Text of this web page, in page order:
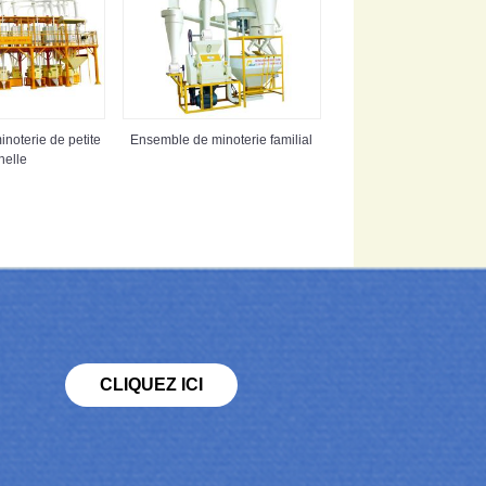
de petite
Ensemble de minoterie familial
CLIQUEZ ICI